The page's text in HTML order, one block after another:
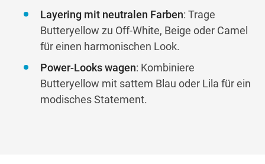
Layering mit neutralen Farben: Trage
Butteryellow zu Off-White, Beige oder Camel
für einen harmonischen Look.
Power-Looks wagen: Kombiniere
Butteryellow mit sattem Blau oder Lila für ein
modisches Statement.